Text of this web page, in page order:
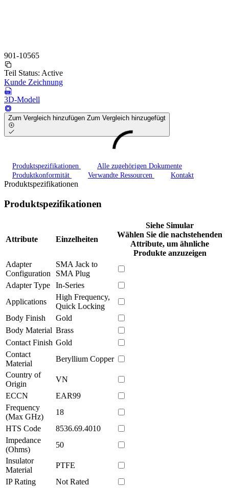
901-10565
Teil Status: Active
Kunde Zeichnung
3D-Modell
Zum Vergleich hinzufügen Zum Vergleich hinzugefügt
Produktspezifikationen
Alle zugehörigen Dokumente
Produktkonformität
Verwandte Ressourcen Kontakt
Produktspezifikationen
Produktspezifikationen
Attribute Einzelheiten
Siehe Simular
Wählen Sie die nachstehenden
Attribute, um ähnliche
Produkte anzuzeigen
Adapter
Configuration
SMA Jack to
SMA Plug
Adapter Type
In-Series
Applications
High Frequency,
Quick Locking
Body Finish
Gold
Body Material Brass
Contact Finish Gold
Contact
Material
Beryllium Copper
Country of
Origin
VN
ECCN
EAR99
Frequency
(Max GHz)
18
HTS Code
8536.69.4010
Impedance
(Ohms)
50
Insulator
Material
PTFE
IP Rating
Not Rated